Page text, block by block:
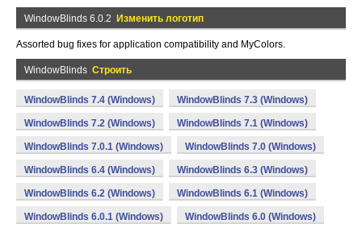
WindowBlinds 6.0.2 Изменить логотип
Assorted bug fixes for application compatibility and MyColors.
WindowBlinds Строить
WindowBlinds 7.4 (Windows) WindowBlinds 7.3 (Windows)
WindowBlinds 7.2 (Windows) WindowBlinds 7.1 (Windows)
WindowBlinds 7.0.1 (Windows) WindowBlinds 7.0 (Windows)
WindowBlinds 6.4 (Windows) WindowBlinds 6.3 (Windows)
WindowBlinds 6.2 (Windows) WindowBlinds 6.1 (Windows)
WindowBlinds 6.0.1 (Windows) WindowBlinds 6.0 (Windows)